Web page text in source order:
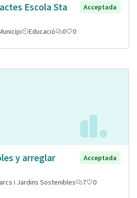
Escola Sta
Acceptada
Educació 0 0
y arreglar
Acceptada
i Jardins Sostenibles 7 0